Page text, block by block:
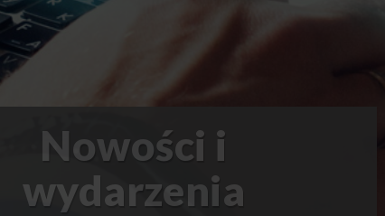
Nowości i
wydarzenia